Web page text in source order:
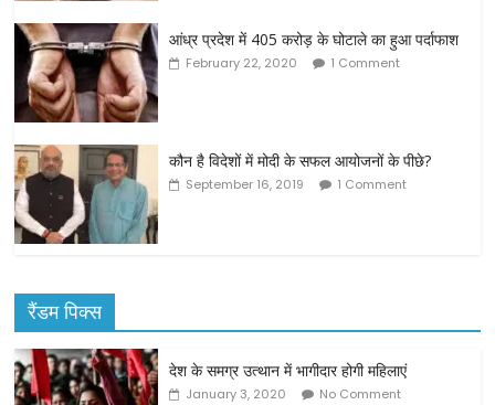
आंध्र प्रदेश में 405 करोड़ के घोटाले का हुआ पर्दाफाश
February 22, 2020 1 Comment
कौन है विदेशों में मोदी के सफल आयोजनों के पीछे?
September 16, 2019 1 Comment
रैंडम पिक्स
देश के समग्र उत्थान में भागीदार होगी महिलाएं
January 3, 2020 No Comment